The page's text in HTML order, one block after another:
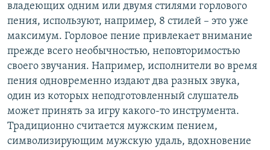
владеющих одним или двумя стилями горлового
пения, используют, например, 8 стилей – это уже
максимум. Горловое пение привлекает внимание
прежде всего необычностью, неповторимостью
своего звучания. Например, исполнители во время
пения одновременно издают два разных звука,
один из которых неподготовленный слушатель
может принять за игру какого-то инструмента.
Традиционно считается мужским пением,
символизирующим мужскую удаль, вдохновение